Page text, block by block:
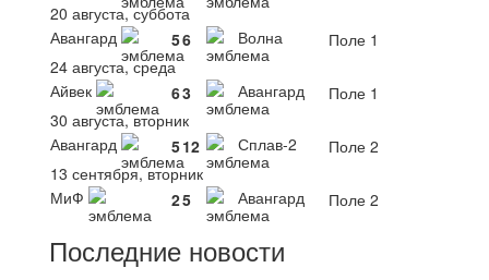
20 августа, суббота
Авангард
56 Волна
Поле 1
24 августа, среда
Айвек
63 Авангард
Поле 1
30 августа, вторник
Авангард
512 Сплав-2
Поле 2
13 сентября, вторник
МиФ
25 Авангард Поле 2
Последние новости